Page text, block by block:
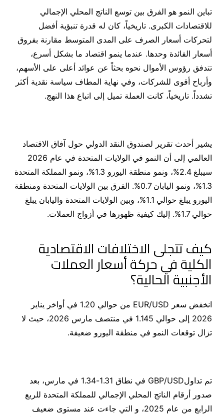
تباين النمو هو الفرق بين توسع الناتج المحلي الإجمالي
للاقتصادات الكبرى. تاريخياً، كان له قدرة تنبؤية أفضل
لتحركات أسعار الصرف على المدى المتوسط ​​مقارنة بفروق
أسعار الفائدة وحدها. عندما ينمو اقتصاد ما بشكل أسرع،
تتدفق رؤوس الأموال نحوه بحثاً عن عوائد أعلى على الأسهم،
وأرباح أقوى للشركات، وفي نهاية المطاف سياسة نقدية أكثر
تشدداً. تاريخياً، كانت العملة تميل إلى اتباع هذا النهج.
يشير أحدث تقرير لصندوق النقد الدولي حول آفاق الاقتصاد
العالمي إلى أن النمو في الولايات المتحدة في عام 2026
سيبلغ 2.4%، ونمو منطقة اليورو 1.3%، ونمو المملكة المتحدة
1.3%، ونمو اليابان 0.7%. الفرق بين الولايات المتحدة ومنطقة
اليورو يبلغ حوالي 1.1%، وبين الولايات المتحدة واليابان يبلغ
حوالي 1.7%. إليك كيفية ظهورها في أزواج العملات.
كيف تتجلى الاختلافات الاقتصادية
الكلية في حركة أسعار العملات
الأجنبية الحالية؟
انخفض سعر EUR/USD من حوالي 1.20 في أواخر يناير
2026 إلى حوالي 1.145 في منتصف مارس 2026، حيث لا
تزال توقعات النمو في منطقة اليورو ضعيفة.
تم تداولGBP/USD في نطاق 1.31-1.34 في مارس، بعد
صدور أرقام الناتج المحلي الإجمالي للمملكة المتحدة للربع
الرابع من عام 2025، و التي جاءت عند مستوى ضعيف